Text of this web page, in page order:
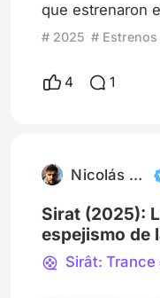
que estrenaron
disponibles en
que aún no
en plataformas
que elegir muy
# 2025 #
4 1
Nicolás Medina San Martín
Sirat (2025):
espejismo de
Sirât: